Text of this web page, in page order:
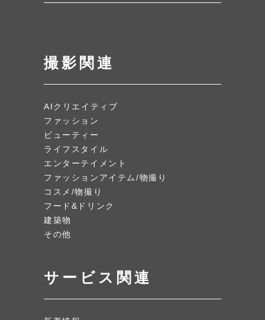
撮影関連
AIクリエイティブ
ファッション
ビューティー
ライフスタイル
エンターテイメント
ファッションアイテム/物撮り
コスメ/物撮り
フード&ドリンク
建築物
その他
サービス関連